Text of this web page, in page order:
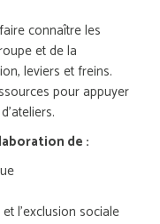
connaître les
et de la
leviers et freins.
pour appuyer
de :
l'exclusion sociale